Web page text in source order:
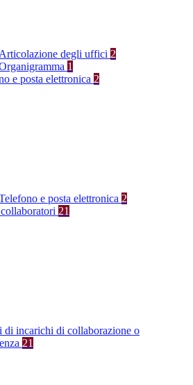
Articolazione degli uffici 2
1
e posta elettronica 2
e posta elettronica 2
21
di incarichi di collaborazione o
21